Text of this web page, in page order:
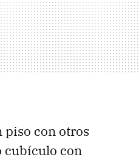
piso con otros
cubículo con